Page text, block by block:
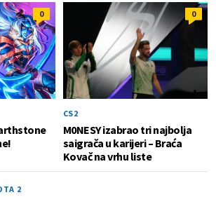
0 0
CS2
M0NESY izabrao tri najbolja
saigrača u karijeri – Braća
Kovač na vrhu liste
2